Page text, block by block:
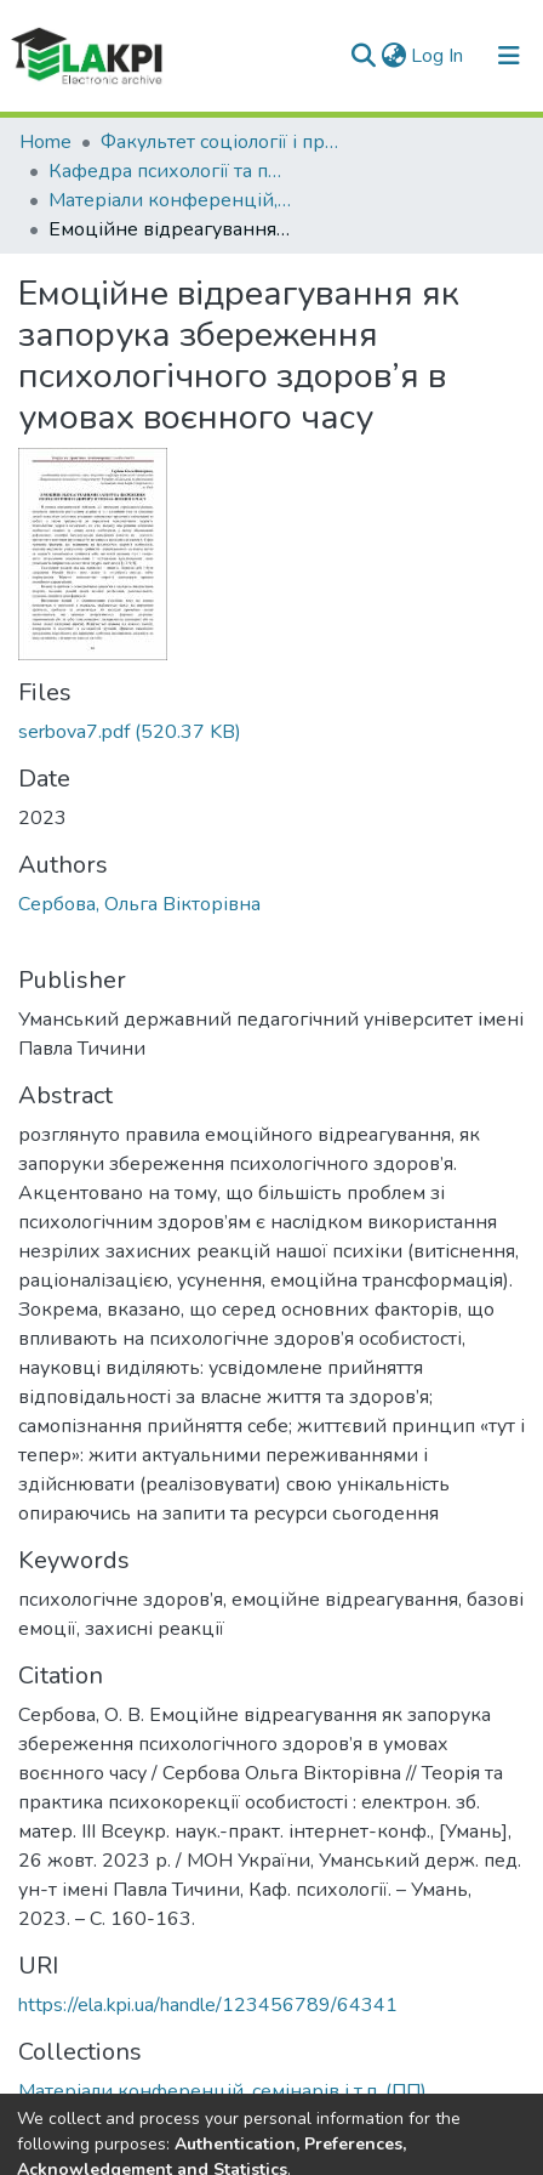
Log In (current)
Communities & Collections
All of DSpace
Statistics
Home
Факультет соціології і права (ФСП)
Кафедра психології та педагогіки (ПП)
Матеріали конференцій, семінарів і т.п. (ПП)
Емоційне відреагування як запорука збереження психологічного здоров’я в умовах воєнного часу
Емоційне відреагування як
запорука збереження
психологічного здоров’я в
умовах воєнного часу
Files
serbova7.pdf(520.37 KB)
Date
2023
Authors
Сербова, Ольга Вікторівна
Publisher
Уманський державний педагогічний університет імені
Павла Тичини
Abstract
розглянуто правила емоційного відреагування, як
запоруки збереження психологічного здоров’я.
Акцентовано на тому, що більшість проблем зі
психологічним здоров’ям є наслідком використання
незрілих захисних реакцій нашої психіки (витіснення,
раціоналізацією, усунення, емоційна трансформація).
Зокрема, вказано, що серед основних факторів, що
впливають на психологічне здоров’я особистості,
науковці виділяють: усвідомлене прийняття
відповідальності за власне життя та здоров’я;
самопізнання прийняття себе; життєвий принцип «тут і
тепер»: жити актуальними переживаннями і
здійснювати (реалізовувати) свою унікальність
опираючись на запити та ресурси сьогодення
Keywords
психологічне здоров’я, емоційне відреагування, базові
емоції, захисні реакції
Citation
Сербова, О. В. Емоційне відреагування як запорука
збереження психологічного здоров’я в умовах
воєнного часу / Сербова Ольга Вікторівна // Теорія та
практика психокорекції особистості : електрон. зб.
матер. ІІІ Всеукр. наук.-практ. інтернет-конф., [Умань],
26 жовт. 2023 р. / МОН України, Уманський держ. пед.
ун-т імені Павла Тичини, Каф. психології. – Умань,
2023. – С. 160-163.
URI
https://ela.kpi.ua/handle/123456789/64341
Collections
Матеріали конференцій, семінарів і т.п. (ПП)
Full item page
We collect and process your personal information for the
following purposes: Authentication, Preferences,
Acknowledgement and Statistics.